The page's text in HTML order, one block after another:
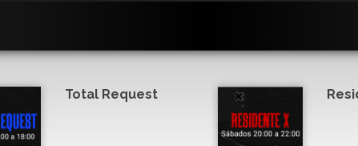
Total Request